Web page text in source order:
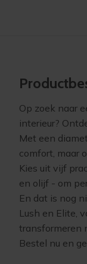
Op zoek naar
interieur?
Met een
comfort, maar
Kies uit vijf
en olijf - om
En dat is nog
Lush en Elite,
transformeren
Bestel nu en